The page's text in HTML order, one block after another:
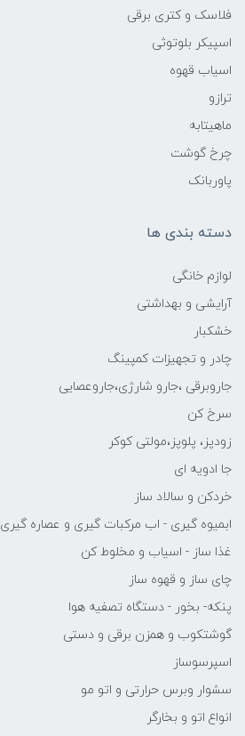
فلاسک و کتری برقی
اسپیکر بلوتوثی
اسیاب قهوه
ترازو
ماهیتابه
چرخ گوشت
پاوربانک
دسته بندی ها
لوازم خانگی
آرایشی و بهداشتی
خشکبار
چادر و تجهیزات کمپینگ
جاروبرقی ،جارو شارژی،جاروعصایی
سرخ کن
زودپز، پلوپز،مولتی کوکر
جا ادویه ای
خردکن و سالاد ساز
ابمیوه گیری - اب مرکبات گیری و عصاره گیری
غذا ساز - اسیاب و مخلوط کن
چای ساز و قهوه ساز
پنکه- بخور - دستگاه تصفیه هوا
گوشتکوب و همزن برقی و دستی
اسپرسوساز
سشوار وبرس حرارتی و اتو مو
انواع اتو و بخارگر